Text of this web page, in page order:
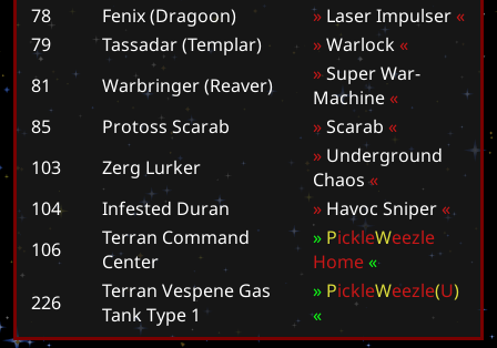
78
Fenix (Dragoon) » LaserImpulser«
79
Tassadar (Templar) »Warlock«
81
Warbringer (Reaver) »SuperWar-
Machine«
85
Protoss Scarab »Scarab «
103
Zerg Lurker » Underground
Chaos «
104
Infested Duran » Havoc Sniper«
106
Terran Command
Center
» PickleWeezle
Home«
226
Terran Vespene Gas
Tank Type 1
» PickleWeezle(U)
«